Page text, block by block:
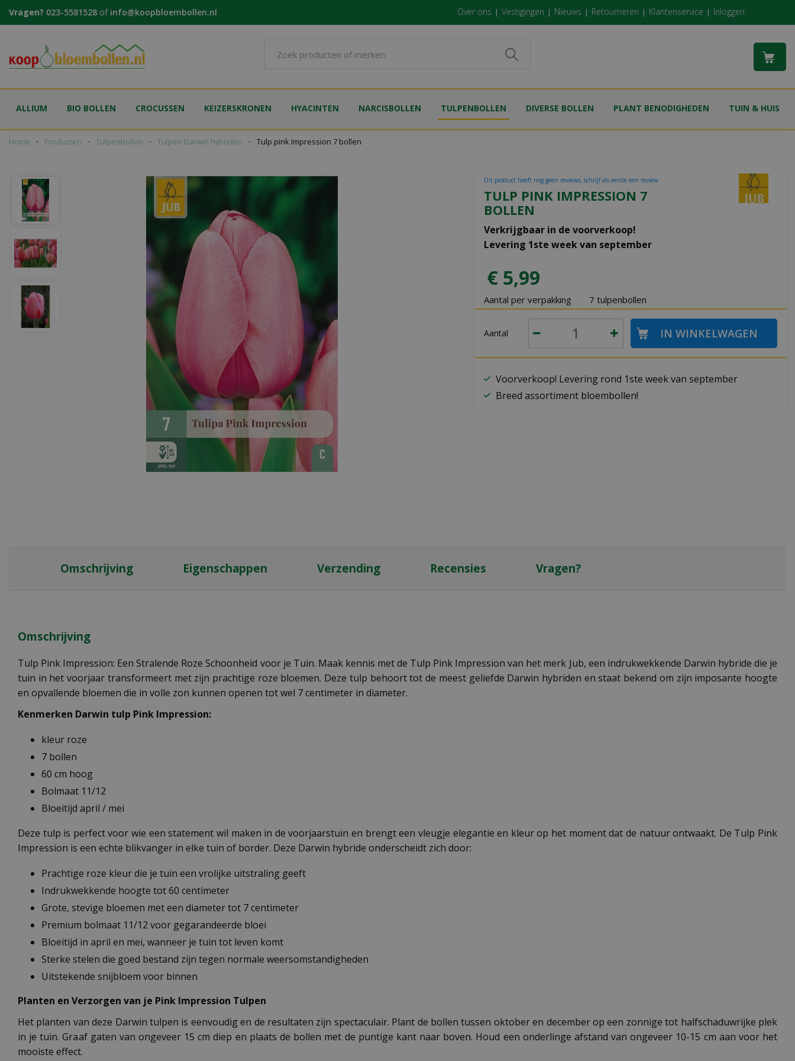
naar
Home Producten Tulpenbollen Tulpen Darwin hybriden Tulp pink Impression 7 bollen
Vragen? 023-5581528 of info@koopbloembollen.nl Over ons Vestigingen Nieuws Retourneren Klantenservice Inloggen
ALLIUM BIO BOLLEN CROCUSSEN KEIZERSKRONEN HYACINTEN NARCISBOLLEN TULPENBOLLEN DIVERSE BOLLEN PLANT BENODIGHEDEN TUIN & HUIS
TULP PINK IMPRESSION 7
BOLLEN
Verkrijgbaar in de voorverkoop!
Levering 1ste week van september
Dit product heeft nog geen reviews, schrijf als eerste een review
€ 5,99
Aantal per verpakking 7 tulpenbollen
Aantal
Voorverkoop! Levering rond 1ste week van september
Breed assortiment bloembollen!
Omschrijving Eigenschappen Verzending Recensies Vragen?
Omschrijving
Tulp Pink Impression: Een Stralende Roze Schoonheid voor je Tuin. Maak kennis met de Tulp Pink Impression van het merk Jub, een indrukwekkende Darwin hybride die je
tuin in het voorjaar transformeert met zijn prachtige roze bloemen. Deze tulp behoort tot de meest geliefde Darwin hybriden en staat bekend om zijn imposante hoogte
en opvallende bloemen die in volle zon kunnen openen tot wel 7 centimeter in diameter.
Kenmerken Darwin tulp Pink Impression:
kleur roze
7 bollen
60 cm hoog
Bolmaat 11/12
Bloeitijd april / mei
Deze tulp is perfect voor wie een statement wil maken in de voorjaarstuin en brengt een vleugje elegantie en kleur op het moment dat de natuur ontwaakt. De Tulp Pink
Impression is een echte blikvanger in elke tuin of border. Deze Darwin hybride onderscheidt zich door:
Prachtige roze kleur die je tuin een vrolijke uitstraling geeft
Indrukwekkende hoogte tot 60 centimeter
Grote, stevige bloemen met een diameter tot 7 centimeter
Premium bolmaat 11/12 voor gegarandeerde bloei
Bloeitijd in april en mei, wanneer je tuin tot leven komt
Sterke stelen die goed bestand zijn tegen normale weersomstandigheden
Uitstekende snijbloem voor binnen
Planten en Verzorgen van je Pink Impression Tulpen
Het planten van deze Darwin tulpen is eenvoudig en de resultaten zijn spectaculair. Plant de bollen tussen oktober en december op een zonnige tot halfschaduwrijke plek
in je tuin. Graaf gaten van ongeveer 15 cm diep en plaats de bollen met de puntige kant naar boven. Houd een onderlinge afstand van ongeveer 10-15 cm aan voor het
mooiste effect.